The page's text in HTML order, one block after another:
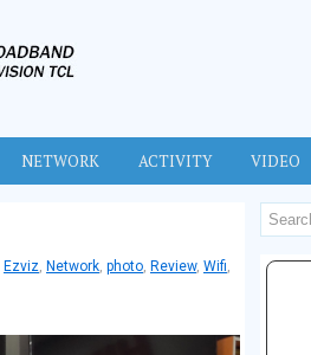
NETWORK ACTIVITY VIDEO
Ezviz, Network, photo, Review, Wifi,